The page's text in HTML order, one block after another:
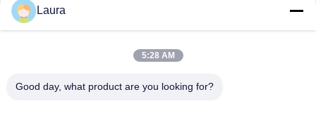
Cisco C9300X-12Y-A-schakelaar | Catalyst 9300X 12-poorts
25G SFP28 netwerkvoordeelswitch
Cisco C9300-48S-A Katalysator 9300 SFP-switch met 48
Laura
5:28 AM
Good day, what product are you looking for?